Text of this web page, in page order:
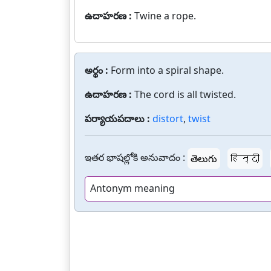
ఉదాహరణ : Twine a rope.
అర్థం : Form into a spiral shape.
ఉదాహరణ : The cord is all twisted.
పర్యాయపదాలు : distort, twist
ఇతర భాషల్లోకి అనువాదం : తెలుగు हिन्दी
Antonym meaning